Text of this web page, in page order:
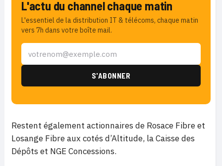
L'actu du channel chaque matin
L'essentiel de la distribution IT & télécoms, chaque matin
vers 7h dans votre boîte mail.
Restent également actionnaires de Rosace Fibre et
Losange Fibre aux cotés d’Altitude, la Caisse des
Dépôts et NGE Concessions.